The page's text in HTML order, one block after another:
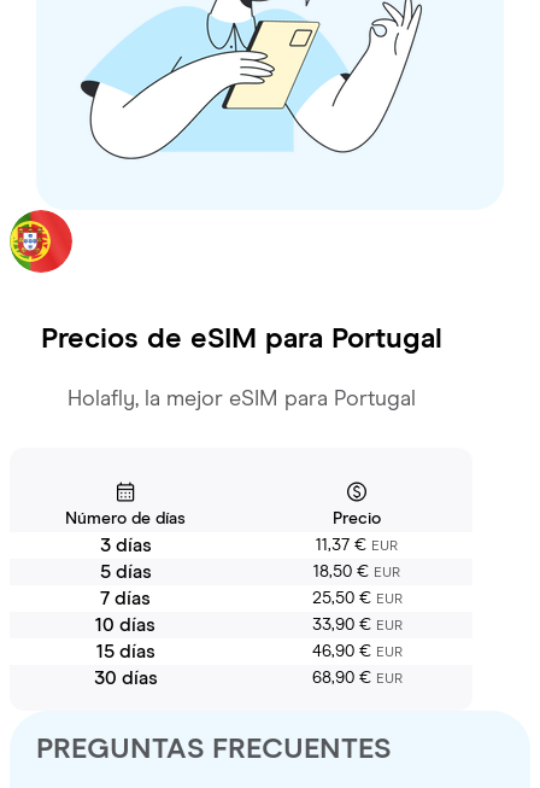
Precios de eSIM para Portugal
Holafly, la mejor eSIM para Portugal
Número de días Precio
3 días 11,37 € EUR
5 días 18,50 € EUR
7 días 25,50 € EUR
10 días 33,90 € EUR
15 días 46,90 € EUR
30 días 68,90 € EUR
PREGUNTAS FRECUENTES